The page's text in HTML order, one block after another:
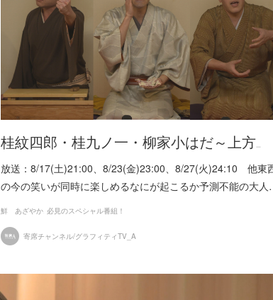
桂紋四郎・桂九ノ一・柳家小はだ～上方…
放送：8/17(土)21:00、8/23(金)23:00、8/27(火)24:10 他東
の今の笑いが同時に楽しめるなにが起こるか予測不能の大
鮮 あざやか 必見のスペシャル番組！
寄席チャンネル/グラフィティTV_A